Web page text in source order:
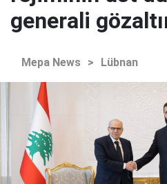
generali
Mepa News > Lübnan